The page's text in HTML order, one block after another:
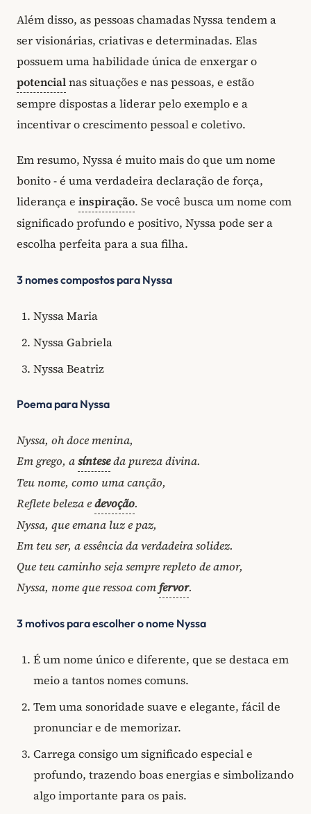
Além disso, as pessoas chamadas Nyssa tendem a
ser visionárias, criativas e determinadas. Elas
possuem uma habilidade única de enxergar o
potencialnas situações e nas pessoas, e estão
sempre dispostas a liderar pelo exemplo e a
incentivar o crescimento pessoal e coletivo.
Em resumo, Nyssa é muito mais do que um nome
bonito - é uma verdadeira declaração de força,
liderança e inspiração. Se você busca um nome com
significado profundo e positivo, Nyssa pode ser a
escolha perfeita para a sua filha.
3 nomes compostos para Nyssa
Nyssa Maria
Nyssa Gabriela
Nyssa Beatriz
Poema para Nyssa
Nyssa, oh doce menina,
Em grego, asínteseda pureza divina.
Teu nome, como uma canção,
Reflete beleza edevoção.
Nyssa, que emana luz e paz,
Em teu ser, a essência da verdadeira solidez.
Que teu caminho seja sempre repleto de amor,
Nyssa, nome que ressoa comfervor.
3 motivos para escolher o nome Nyssa
É um nome único e diferente, que se destaca em
meio a tantos nomes comuns.
Tem uma sonoridade suave e elegante, fácil de
pronunciar e de memorizar.
Carrega consigo um significado especial e
profundo, trazendo boas energias e simbolizando
algo importante para os pais.